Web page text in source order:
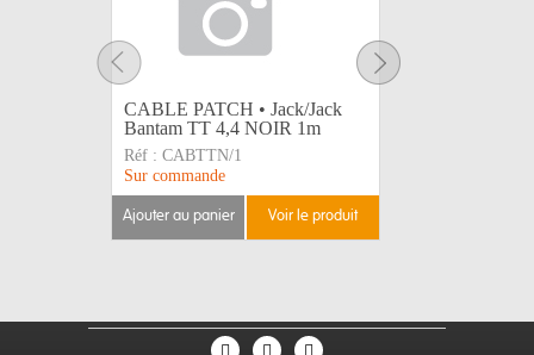
CABLE PATCH • Jack/Jack
Bantam TT 4,4 NOIR 1m
Réf : CABTTN/1
Sur commande
ajouter au panier voir le produit